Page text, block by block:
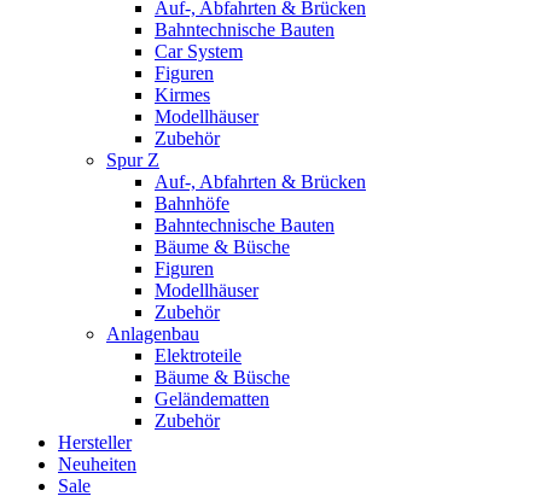
Auf-, Abfahrten & Brücken
Bahntechnische Bauten
Car System
Figuren
Kirmes
Modellhäuser
Zubehör
Spur Z
Auf-, Abfahrten & Brücken
Bahnhöfe
Bahntechnische Bauten
Bäume & Büsche
Figuren
Modellhäuser
Zubehör
Anlagenbau
Elektroteile
Bäume & Büsche
Geländematten
Zubehör
Hersteller
Neuheiten
Sale